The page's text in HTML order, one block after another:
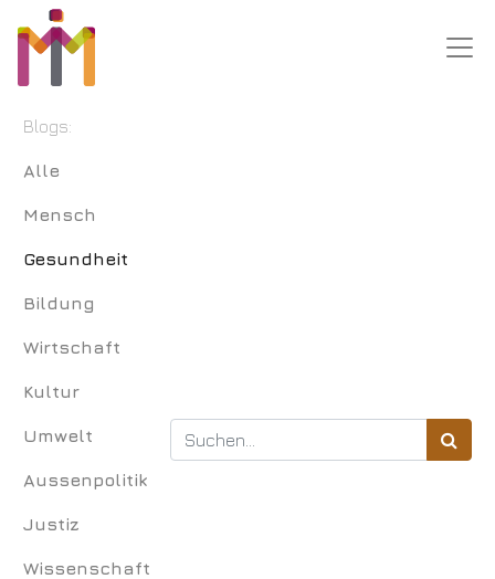
Blogs:
Alle
Mensch
Gesundheit
Bildung
Wirtschaft
Kultur
Umwelt
Aussenpolitik
Justiz
Wissenschaft